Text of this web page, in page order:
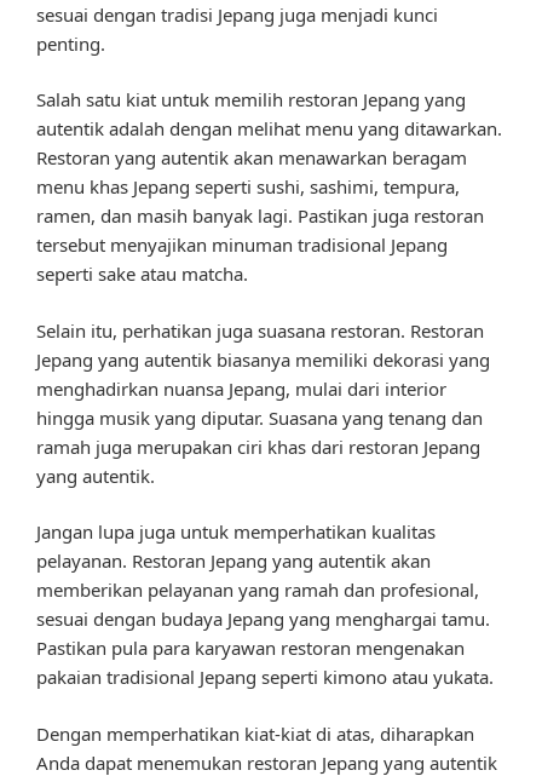
sesuai dengan tradisi Jepang juga menjadi kunci
penting.
Salah satu kiat untuk memilih restoran Jepang yang
autentik adalah dengan melihat menu yang ditawarkan.
Restoran yang autentik akan menawarkan beragam
menu khas Jepang seperti sushi, sashimi, tempura,
ramen, dan masih banyak lagi. Pastikan juga restoran
tersebut menyajikan minuman tradisional Jepang
seperti sake atau matcha.
Selain itu, perhatikan juga suasana restoran. Restoran
Jepang yang autentik biasanya memiliki dekorasi yang
menghadirkan nuansa Jepang, mulai dari interior
hingga musik yang diputar. Suasana yang tenang dan
ramah juga merupakan ciri khas dari restoran Jepang
yang autentik.
Jangan lupa juga untuk memperhatikan kualitas
pelayanan. Restoran Jepang yang autentik akan
memberikan pelayanan yang ramah dan profesional,
sesuai dengan budaya Jepang yang menghargai tamu.
Pastikan pula para karyawan restoran mengenakan
pakaian tradisional Jepang seperti kimono atau yukata.
Dengan memperhatikan kiat-kiat di atas, diharapkan
Anda dapat menemukan restoran Jepang yang autentik